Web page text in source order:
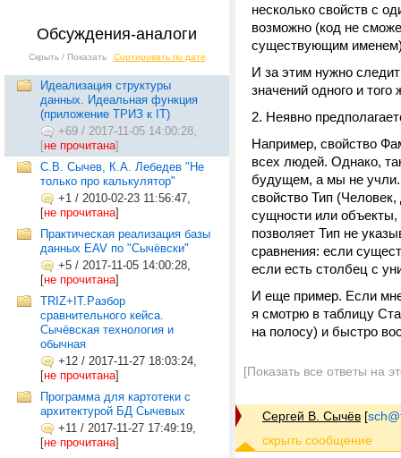
Обсуждения-аналоги
Скрыть / Показать Сортировать по дате
Идеализация структуры
данных. Идеальная функция
(приложение ТРИЗ к IT)
+69 / 2017-11-05 14:00:28,
[не прочитана]
С.В. Сычев, К.А. Лебедев "Не
только про калькулятор"
+1 / 2010-02-23 11:56:47,
[не прочитана]
Практическая реализация базы
данных EAV по "Cычёвски"
+5 / 2017-11-05 14:00:28,
[не прочитана]
TRIZ+IT.Разбор
сравнительного кейса.
Сычёвская технология и
обычная
+12 / 2017-11-27 18:03:24,
[не прочитана]
Программа для картотеки с
архитектурой БД Сычевых
+11 / 2017-11-27 17:49:19,
[не прочитана]
несколько свойств с
возможно (код не
существующим
И за этим нужно
значений одного и того
2. Неявно
Например, свойство
всех людей. Однако,
будущем, а мы не учли.
свойство Тип
сущности или
позволяет Тип не
сравнения: если
если есть столбец с
И еще пример. Если мне
я смотрю в таблицу
на полосу) и быстро
[Показать все ответы на
Сергей В. Сычёв [